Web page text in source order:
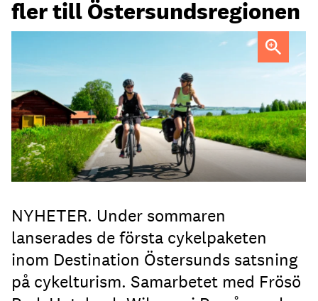
fler till Östersundsregionen
NYHETER. Under sommaren
lanserades de första cykelpaketen
inom Destination Östersunds satsning
på cykelturism. Samarbetet med Frösö